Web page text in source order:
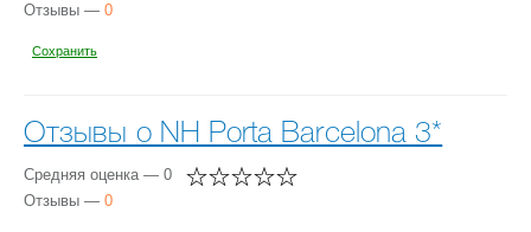
Отзывы — 0
Сохранить
Отзывы о NH Porta Barcelona 3*
Средняя оценка — 0
Отзывы — 0